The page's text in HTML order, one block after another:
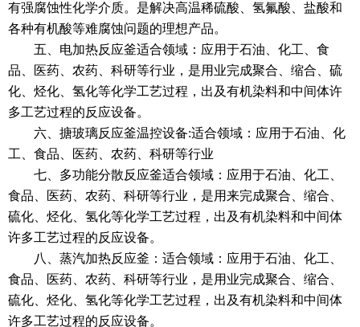
有强腐蚀性化学介质。是解决高温稀硫酸、氢氟酸、盐酸和
各种有机酸等难腐蚀问题的理想产品。
五、电加热反应釜适合领域：应用于石油、化工、食
品、医药、农药、科研等行业，是用业完成聚合、缩合、硫
化、烃化、氢化等化学工艺过程，出及有机染料和中间体许
多工艺过程的反应设备。
六、搪玻璃反应釜温控设备:适合领域：应用于石油、化
工、食品、医药、农药、科研等行业
七、多功能分散反应釜适合领域：应用于石油、化工、
食品、医药、农药、科研等行业，是用来完成聚合、缩合、
硫化、烃化、氢化等化学工艺过程，出及有机染料和中间体
许多工艺过程的反应设备。
八、蒸汽加热反应釜：适合领域：应用于石油、化工、
食品、医药、农药、科研等行业，是用业完成聚合、缩合、
硫化、烃化、氢化等化学工艺过程，出及有机染料和中间体
许多工艺过程的反应设备。